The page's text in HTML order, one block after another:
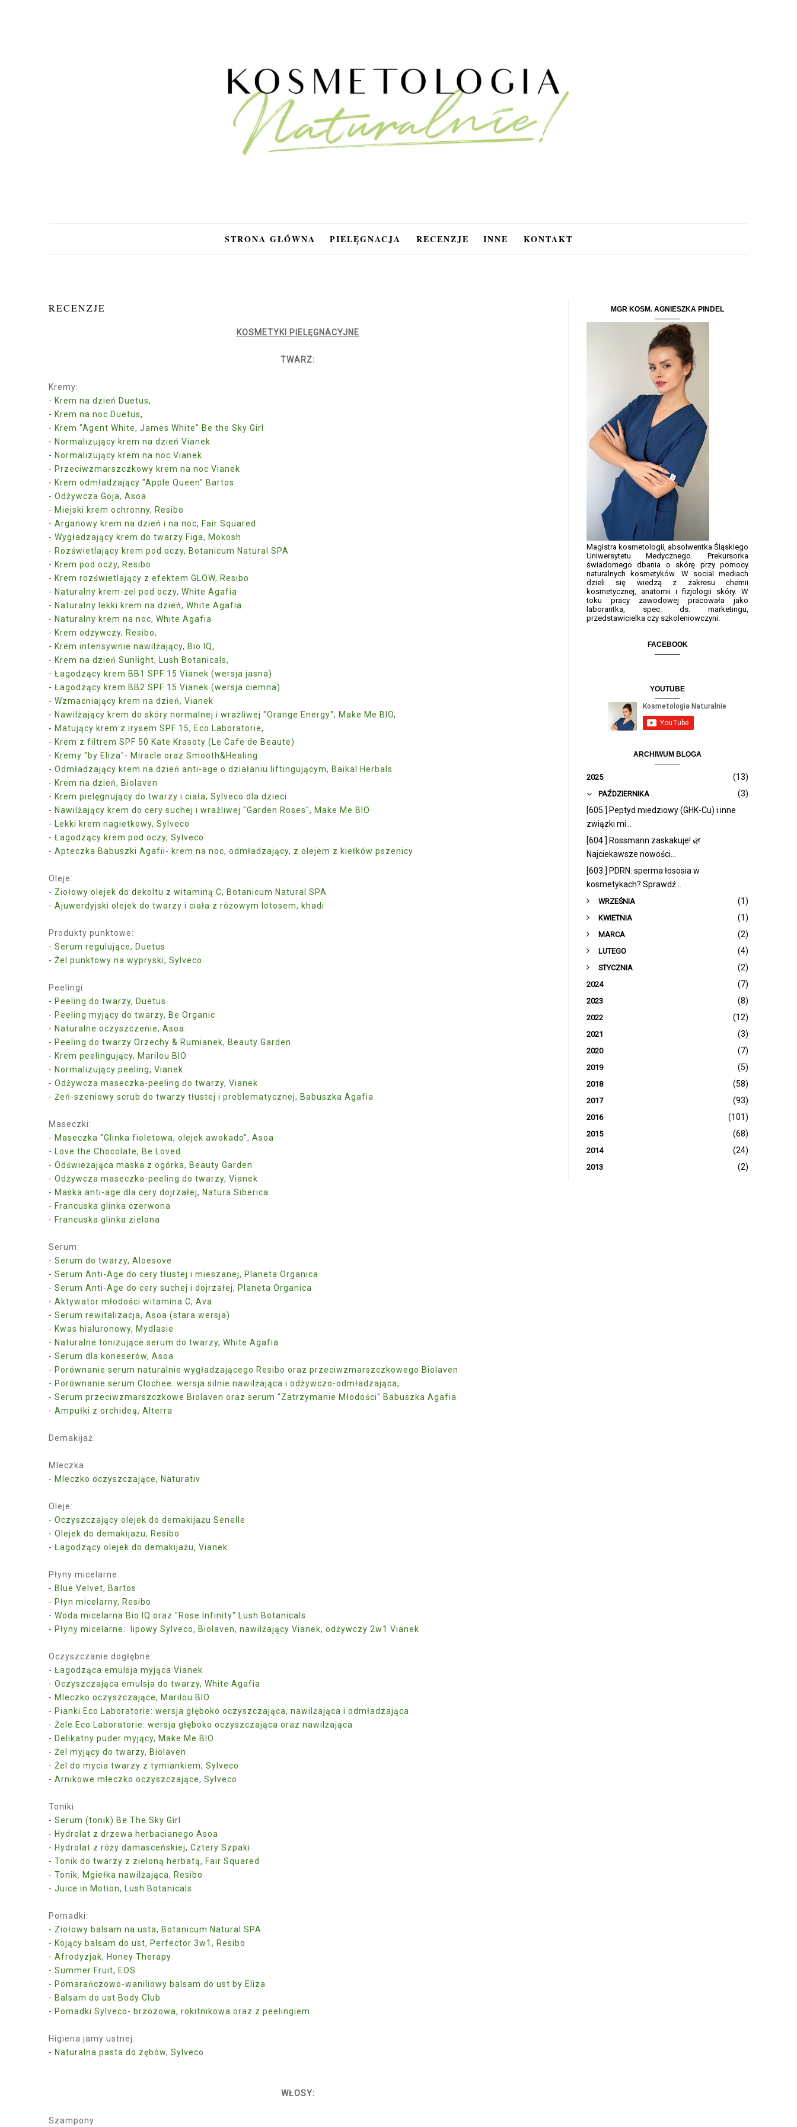
STRONA GŁÓWNA PIELĘGNACJA RECENZJE INNE KONTAKT
RECENZJE
KOSMETYKI PIELĘGNACYJNE
TWARZ:
Kremy:
- Krem na dzień Duetus,
- Krem na noc Duetus,
- Krem "Agent White, James White" Be the Sky Girl
- Normalizujący krem na dzień Vianek
- Normalizujący krem na noc Vianek
- Przeciwzmarszczkowy krem na noc Vianek
- Krem odmładzający "Apple Queen" Bartos
- Odżywcza Goja, Asoa
- Miejski krem ochronny, Resibo
- Arganowy krem na dzień i na noc, Fair Squared
- Wygładzający krem do twarzy Figa, Mokosh
- Rozświetlający krem pod oczy, Botanicum Natural SPA
- Krem pod oczy, Resibo
- Krem rozświetlający z efektem GLOW, Resibo
- Naturalny krem-żel pod oczy, White Agafia
- Naturalny lekki krem na dzień, White Agafia
- Naturalny krem na noc, White Agafia
- Krem odżywczy, Resibo,
- Krem intensywnie nawilżający, Bio IQ,
- Krem na dzień Sunlight, Lush Botanicals,
- Łagodzący krem BB1 SPF 15 Vianek (wersja jasna)
- Łagodzący krem BB2 SPF 15 Vianek (wersja ciemna)
- Wzmacniający krem na dzień, Vianek
- Nawilżający krem do skóry normalnej i wrażliwej "Orange Energy", Make Me BIO,
- Matujący krem z irysem SPF 15, Eco Laboratorie,
- Krem z filtrem SPF 50 Kate Krasoty (Le Cafe de Beaute)
- Kremy "by Eliza"- Miracle oraz Smooth&Healing
- Odmładzający krem na dzień anti-age o działaniu liftingującym, Baikal Herbals
- Krem na dzień, Biolaven
- Krem pielęgnujący do twarzy i ciała, Sylveco dla dzieci
- Nawilżający krem do cery suchej i wrażliwej "Garden Roses", Make Me BIO
- Lekki krem nagietkowy, Sylveco
- Łagodzący krem pod oczy, Sylveco
- Apteczka Babuszki Agafii- krem na noc, odmładzający, z olejem z kiełków pszenicy
Oleje:
- Ziołowy olejek do dekoltu z witaminą C, Botanicum Natural SPA
- Ajuwerdyjski olejek do twarzy i ciała z różowym lotosem, khadi
Produkty punktowe:
- Serum regulujące, Duetus
- Żel punktowy na wypryski, Sylveco
Peelingi:
- Peeling do twarzy, Duetus
- Peeling myjący do twarzy, Be Organic
- Naturalne oczyszczenie, Asoa
- Peeling do twarzy Orzechy & Rumianek, Beauty Garden
- Krem peelingujący, Marilou BIO
- Normalizujący peeling, Vianek
- Odżywcza maseczka-peeling do twarzy, Vianek
- Żeń-szeniowy scrub do twarzy tłustej i problematycznej, Babuszka Agafia
Maseczki:
- Maseczka "Glinka fioletowa, olejek awokado", Asoa
- Love the Chocolate, Be.Loved
- Odświeżająca maska z ogórka, Beauty Garden
- Odżywcza maseczka-peeling do twarzy, Vianek
- Maska anti-age dla cery dojrzałej, Natura Siberica
- Francuska glinka czerwona
- Francuska glinka zielona
Serum:
- Serum do twarzy, Aloesove
- Serum Anti-Age do cery tłustej i mieszanej, Planeta Organica
- Serum Anti-Age do cery suchej i dojrzałej, Planeta Organica
- Aktywator młodości witamina C, Ava
- Serum rewitalizacja, Asoa (stara wersja)
- Kwas hialuronowy, Mydlasie
- Naturalne tonizujące serum do twarzy, White Agafia
- Serum dla koneserów, Asoa
- Porównanie serum naturalnie wygładzającego Resibo oraz przeciwzmarszczkowego Biolaven
- Porównanie serum Clochee: wersja silnie nawilżająca i odżywczo-odmładzająca,
- Serum przeciwzmarszczkowe Biolaven oraz serum "Zatrzymanie Młodości" Babuszka Agafia
- Ampułki z orchideą, Alterra
Demakijaż:
Mleczka:
- Mleczko oczyszczające, Naturativ
Oleje:
- Oczyszczający olejek do demakijażu Senelle
- Olejek do demakijażu, Resibo
- Łagodzący olejek do demakijażu, Vianek
Płyny micelarne:
- Blue Velvet, Bartos
- Płyn micelarny, Resibo
- Woda micelarna Bio IQ oraz "Rose Infinity" Lush Botanicals
- Płyny micelarne: lipowy Sylveco, Biolaven, nawilżający Vianek, odżywczy 2w1 Vianek
Oczyszczanie dogłębne:
- Łagodząca emulsja myjąca Vianek
- Oczyszczająca emulsja do twarzy, White Agafia
- Mleczko oczyszczające, Marilou BIO
- Pianki Eco Laboratorie: wersja głęboko oczyszczająca, nawilżająca i odmładzająca
- Żele Eco Laboratorie: wersja głęboko oczyszczająca oraz nawilżająca
- Delikatny puder myjący, Make Me BIO
- Żel myjący do twarzy, Biolaven
- Żel do mycia twarzy z tymiankiem, Sylveco
- Arnikowe mleczko oczyszczające, Sylveco
Toniki:
- Serum (tonik) Be The Sky Girl
- Hydrolat z drzewa herbacianego Asoa
- Hydrolat z róży damasceńskiej, Cztery Szpaki
- Tonik do twarzy z zieloną herbatą, Fair Squared
- Tonik. Mgiełka nawilżająca, Resibo
- Juice in Motion, Lush Botanicals
Pomadki:
- Ziołowy balsam na usta, Botanicum Natural SPA
- Kojący balsam do ust, Perfector 3w1, Resibo
- Afrodyzjak, Honey Therapy
- Summer Fruit, EOS
- Pomarańczowo-waniliowy balsam do ust by Eliza
- Balsam do ust Body Club
- Pomadki Sylveco- brzozowa, rokitnikowa oraz z peelingiem
Higiena jamy ustnej:
- Naturalna pasta do zębów, Sylveco
WŁOSY:
Szampony:
MGR KOSM. AGNIESZKA PINDEL
Magistra kosmetologii, absolwentka Śląskiego
Uniwersytetu Medycznego. Prekursorka
świadomego dbania o skórę przy pomocy
naturalnych kosmetyków. W social mediach
dzieli się wiedzą z zakresu chemii
kosmetycznej, anatomii i fizjologii skóry. W
toku pracy zawodowej pracowała jako
laborantka, spec. ds. marketingu,
przedstawicielka czy szkoleniowczyni.
FACEBOOK
YOUTUBE
ARCHIWUM BLOGA
2025
(13)
▼
PAŹDZIERNIKA
(3)
[605.] Peptyd miedziowy (GHK-Cu) i inne
związki mi...
[604.] Rossmann zaskakuje! 🌿
Najciekawsze nowości...
[603.] PDRN: sperma łososia w
kosmetykach? Sprawdź...
►
WRZEŚNIA
(1)
►
KWIETNIA
(1)
►
MARCA
(2)
►
LUTEGO
(4)
►
STYCZNIA (2)
2024 (7)
2023 (8)
2022 (12)
2021 (3)
2020 (7)
2019 (5)
2018 (58)
2017 (93)
2016 (101)
2015 (68)
2014 (24)
2013 (2)